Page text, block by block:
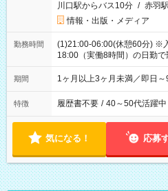
川口駅からバス10分 / 赤羽
情報・出版・メディア
勤務時間
(1)21:00-06:00(休憩60分) ※
18:00（実働8時間）の日勤
期間 1ヶ月以上3ヶ月未満／即日～
特徴 履歴書不要 / 40～50代活躍中
気になる！ 応募